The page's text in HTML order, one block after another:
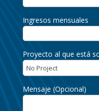
Ingresos mensuales
Proyecto al que está
Mensaje (Opcional)